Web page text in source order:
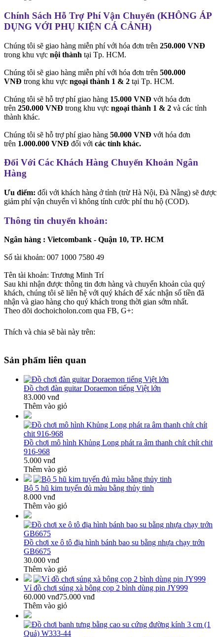
Chính Sách Hỗ Trợ Phí Vận Chuyển (KHÔNG ÁP
DỤNG VỚI PHỤ KIỆN CÁ CẢNH)
Chúng tôi sẽ giao hàng miễn phí với hóa đơn trên 250.000 VNĐ
trong khu vực nội thành tại Tp. HCM.
Chúng tôi sẽ giao hàng miễn phí với hóa đơn trên 500.000
VNĐ trong khu vực ngoại thành 1 & 2 tại Tp. HCM.
Chúng tôi sẽ hỗ trợ phí giao hàng 15.000 VNĐ với hóa đơn
trên 250.000 VNĐ trong khu vực ngoại thành 1 & 2 và các tỉnh
thành khác.
Chúng tôi sẽ hỗ trợ phí giao hàng 50.000 VNĐ với hóa đơn
trên 1.000.000 VNĐ đối với các tỉnh khác.
Đối Với Các Khách Hàng Chuyển Khoản Ngân
Hàng
Ưu điểm: đối với khách hàng ở tỉnh (trừ Hà Nội, Đà Nẵng) sẽ được
giảm phí vận chuyển vì không tính cước phí thu hộ (COD).
Thông tin chuyển khoản:
Ngân hàng : Vietcombank - Quận 10, TP. HCM
Số tài khoản: 007 1000 7580 49
Tên tài khoản: Trương Minh Trí
Sau khi nhận được thông tin đơn hàng và chuyển khoản của quý
khách, chúng tôi sẽ liên hệ với quý khách để xác nhận số tiền đã
nhận và giao hàng cho quý khách trong thời gian sớm nhất.
Theo dõi dochoicholon.com qua FB, G+:
Thích và chia sẽ bài này trên:
Sản phẩm liên quan
Đồ chơi đàn guitar Doraemon tiếng Việt lớn
83.000 vnđ
Thêm vào giỏ
Đồ chơi mô hình Khủng Long phát ra âm thanh chít chít chit
916-968
5.000 vnđ
Thêm vào giỏ
Bộ 5 hũ kim tuyến đủ màu bằng thủy tinh
8.000 vnđ
Thêm vào giỏ
Đồ chơi xe ô tô địa hình bánh bao su bằng nhựa chạy trớn
GB6675
30.000 vnđ
Thêm vào giỏ
Vỉ đồ chơi súng xà bông cọp 2 bình dùng pin JY999
60.000 vnđ75.000 vnđ
Thêm vào giỏ